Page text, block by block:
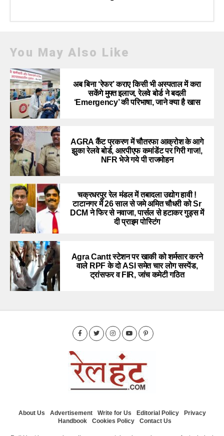
You May Also Like
अब बिना ‘रेफर’ कराए किसी भी अस्पताल में करा
सकेंगे मुफ्त इलाज, रेलवे बोर्ड ने बदली
‘Emergency’ की परिभाषा, जाने क्या है खास
AGRA कैंट प्रकरण में चौतरफा आक्रोश के आगे
झुका रेलवे बोर्ड, आरपीएफ कमांडेंट पर गिरी गाज!,
NFR भेजे गये पी राजमोहन
चक्रधरपुर रेल मंडल में तबादला उद्योग हावी !
टाटानगर में 26 साल से जमे अमित चौधरी को Sr
DCM ने फिर से नवाजा, पार्सल से हटाकर गुड्स में
दी प्राइम पोस्टिंग
Agra Cantt स्टेशन पर खाकी को शर्मसार करने
वाले RPF के दो ASI समेत चार लोग सस्पेंड,
ट्रांसफर व FIR, जांच कमेटी गठित
About Us Advertisement Write for Us Editorial Policy
Privacy
Handbook
Cookies Policy Contact Us